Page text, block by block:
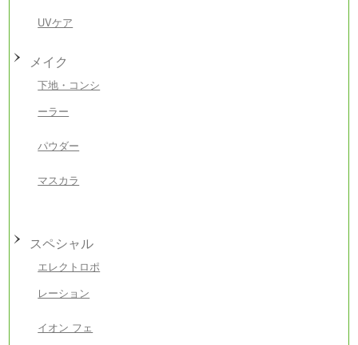
UVケア
メイク
下地・コンシ
ーラー
パウダー
マスカラ
スペシャル
エレクトロポ
レーション
イオン フェ